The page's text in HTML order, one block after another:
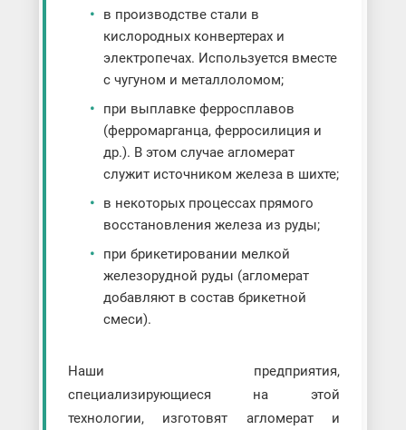
в производстве стали в
кислородных конвертерах и
электропечах. Используется вместе
с чугуном и металлоломом;
при выплавке ферросплавов
(ферромарганца, ферросилиция и
др.). В этом случае агломерат
служит источником железа в шихте;
в некоторых процессах прямого
восстановления железа из руды;
при брикетировании мелкой
железорудной руды (агломерат
добавляют в состав брикетной
смеси).
Наши предприятия,
специализирующиеся на этой
технологии, изготовят агломерат и